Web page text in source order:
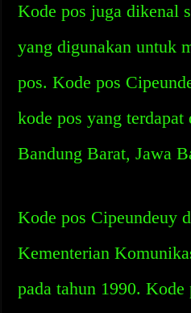
Kode pos juga dikenal
yang digunakan untuk
pos. Kode pos
kode pos yang
Bandung Barat, Jawa
Kode pos Cipeundeuy
Kementerian
pada tahun 1990.